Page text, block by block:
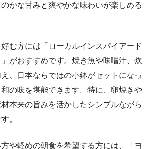
かな甘みと爽やかな味わいが楽しめる
む方には「ローカルインスパイアード
がおすすめです。焼き魚や味噌汁、炊
、日本ならではの小鉢がセットになっ
の味を堪能できます。特に、卵焼きや
本来の旨みを活かしたシンプルながら
。
や軽めの朝食を希望する方には、「ヨ